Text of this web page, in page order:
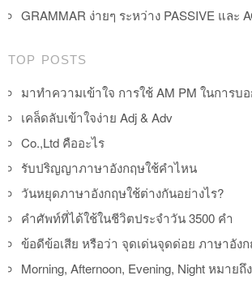
GRAMMAR ง่ายๆ ระหว่าง PASSIVE และ
TOP POSTS
มาทำความเข้าใจ การใช้ AM PM ในการบ
เคล็ดลับเข้าใจง่าย Adj & Adv
Co.,Ltd คืออะไร
รับปริญญาภาษาอังกฤษใช้คำไหน
วันหยุดภาษาอังกฤษใช้ต่างกันอย่างไร?
คำศัพท์ที่ได้ใช้ในชีวิตประจำวัน 3500 คำ
ข้อดีข้อเสีย หรือว่า จุดเด่นจุดด่อย ภาษาอัง
Morning, Afternoon, Evening, Night หมาย